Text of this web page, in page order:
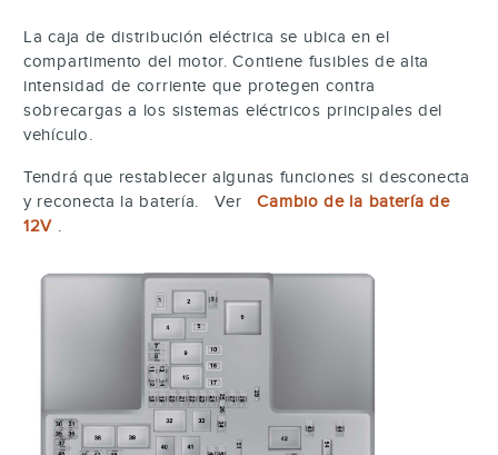
La caja de distribución eléctrica se ubica en el
compartimento del motor. Contiene fusibles de alta
intensidad de corriente que protegen contra
sobrecargas a los sistemas eléctricos principales del
vehículo.
Tendrá que restablecer algunas funciones si desconecta
y reconecta la batería. VerCambio de la batería de
12V .